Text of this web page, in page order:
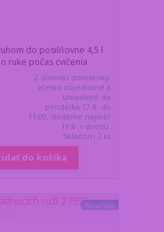
do posilňovne 4,5 l
ruke počas cvičenia
Z dôvodu dovolenky,
všetko objednané a
uhradené do
pondelka 17.8. do
11:00, dodáme najskôr
19.8. v stredu.
Skladom 2 ks
do košíka
Novinka